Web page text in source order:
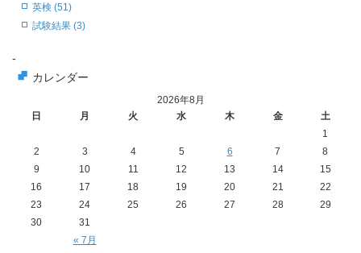
英検 (51)
試験結果 (3)
-
カレンダー
2026年8月
日
月 火 水 木 金 土
« 7月
1
2
3 4 5 6 7
8
9
10 11 12 13 14
15
16
17 18 19 20 21
22
23
24 25 26 27 28
29
30
31